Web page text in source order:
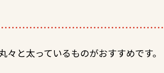
と太っているものがおすすめです。